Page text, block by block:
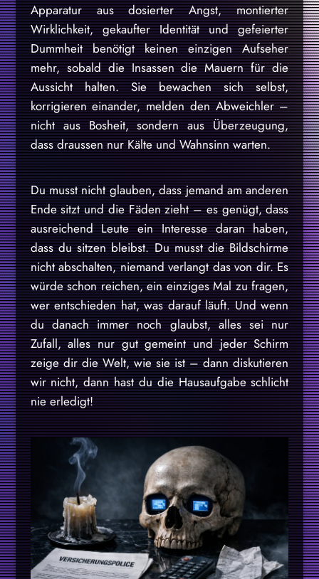
Apparatur aus dosierter Angst, montierter
Wirklichkeit, gekaufter Identität und gefeierter
Dummheit benötigt keinen einzigen Aufseher
mehr, sobald die Insassen die Mauern für die
Aussicht halten. Sie bewachen sich selbst,
korrigieren einander, melden den Abweichler –
nicht aus Bosheit, sondern aus Überzeugung,
dass draussen nur Kälte und Wahnsinn warten.
Du musst nicht glauben, dass jemand am anderen
Ende sitzt und die Fäden zieht – es genügt, dass
ausreichend Leute ein Interesse daran haben,
dass du sitzen bleibst. Du musst die Bildschirme
nicht abschalten, niemand verlangt das von dir. Es
würde schon reichen, ein einziges Mal zu fragen,
wer entschieden hat, was darauf läuft. Und wenn
du danach immer noch glaubst, alles sei nur
Zufall, alles nur gut gemeint und jeder Schirm
zeige dir die Welt, wie sie ist – dann diskutieren
wir nicht, dann hast du die Hausaufgabe schlicht
nie erledigt!